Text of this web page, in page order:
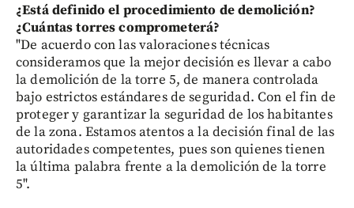
¿Está definido el procedimiento de demolición?
¿Cuántas torres comprometerá?
"De acuerdo con las valoraciones técnicas
consideramos que la mejor decisión es llevar a cabo
la demolición de la torre 5, de manera controlada
bajo estrictos estándares de seguridad. Con el fin de
proteger y garantizar la seguridad de los habitantes
de la zona. Estamos atentos a la decisión final de las
autoridades competentes, pues son quienes tienen
la última palabra frente a la demolición de la torre
5".